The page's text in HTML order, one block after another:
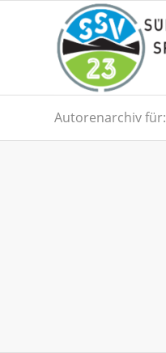
Autorenarchiv